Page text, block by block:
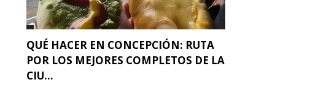
QUÉ HACER EN CONCEPCIÓN: RUTA
POR LOS MEJORES COMPLETOS DE LA
CIU...